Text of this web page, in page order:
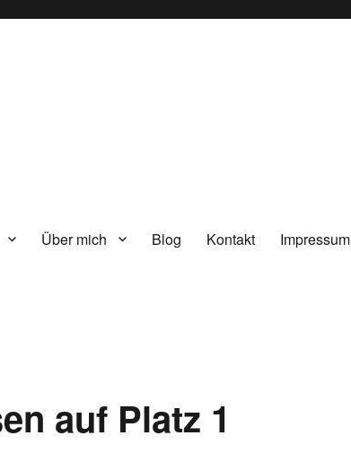
Über mich Blog Kontakt Impressum
auf Platz 1